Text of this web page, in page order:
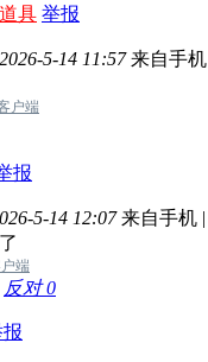
具 举报
5-14 11:57 来自手机
户端
报
5-14 12:07 来自手机 |
端
反对0